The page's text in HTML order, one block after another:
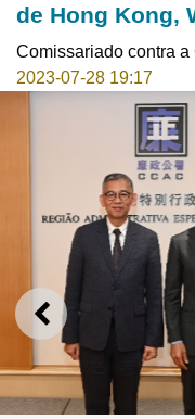
de Hong Kong,
Comissariado contra a
2023-07-28 19:17
ANTERIOR